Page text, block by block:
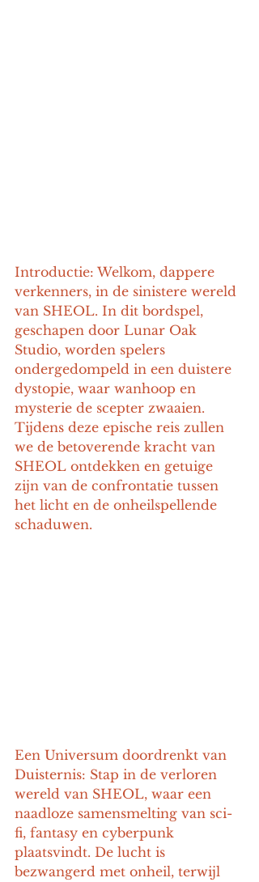
Introductie: Welkom, dappere
verkenners, in de sinistere wereld
van SHEOL. In dit bordspel,
geschapen door Lunar Oak
Studio, worden spelers
ondergedompeld in een duistere
dystopie, waar wanhoop en
mysterie de scepter zwaaien.
Tijdens deze epische reis zullen
we de betoverende kracht van
SHEOL ontdekken en getuige
zijn van de confrontatie tussen
het licht en de onheilspellende
schaduwen.
Een Universum doordrenkt van
Duisternis: Stap in de verloren
wereld van SHEOL, waar een
naadloze samensmelting van sci-
fi, fantasy en cyberpunk
plaatsvindt. De lucht is
bezwangerd met onheil, terwijl